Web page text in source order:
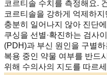
코르티솔 수치를 측정해요.
코르티솔을 강하게 억제하
충분히 일어나지 않아 진단
쿠싱을 선별·확진하는 검사
(PDH)과 부신 원인을 구별
복용 중인 약물 여부를 반드
위해 수의사의 지도를 따르